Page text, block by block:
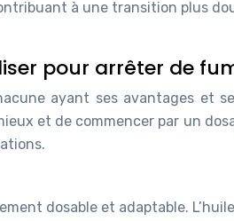
à une transition plus
pour arrêter de
ayant ses avantages et
et de commencer par un
dosable et adaptable.